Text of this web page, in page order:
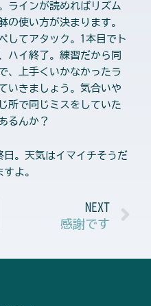
ラインが読めればリズム
の使い方が決まります。
してアタック。1本目でト
ハイ終了。練習だから同
、上手くいかなかったラ
いきましょう。気合いや
所で同じミスをしていた
るんか？
。天気はイマイチそうだ
よ。
NEXT
感謝です